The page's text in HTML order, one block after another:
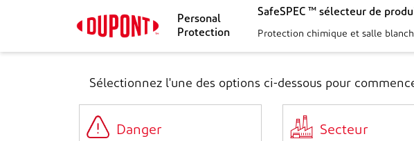
Personal
Protection
SafeSPEC ™ sélecteur de
Protection chimique et salle
Sélectionnez l'une des options ci-dessous pour
Danger Secteur